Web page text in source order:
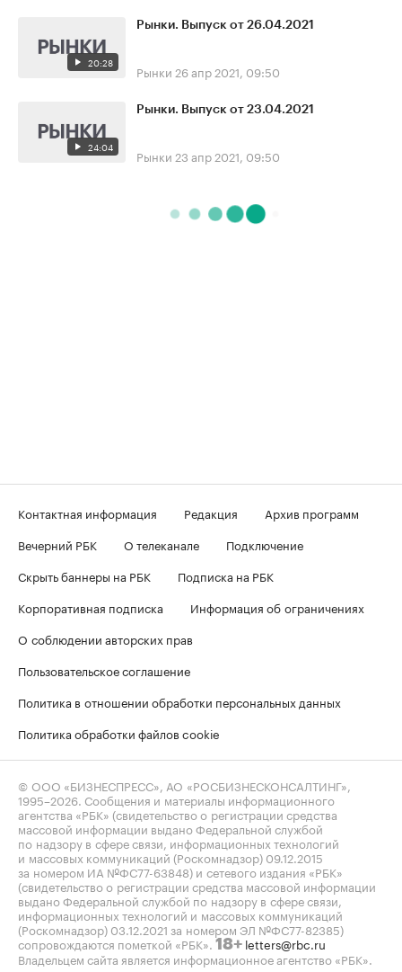
20:28
Рынки. Выпуск от 26.04.2021
Рынки 26 апр 2021, 09:50
24:04
Рынки. Выпуск от 23.04.2021
Рынки 23 апр 2021, 09:50
Контактная информация Редакция
Архив программ
Вечерний РБК
О телеканале
Подключение
Скрыть баннеры на РБК
Подписка на РБК
Корпоративная подписка
Информация об ограничениях
О соблюдении авторских прав
Пользовательское соглашение
Политика в отношении обработки персональных данных
Политика обработки файлов cookie
© ООО «БИЗНЕСПРЕСС», АО «РОСБИЗНЕСКОНСАЛТИНГ»,
1995–2026 . Сообщения и материалы информационного
агентства «РБК» (свидетельство о регистрации средства
массовой информации выдано Федеральной службой
по надзору в сфере связи, информационных технологий
и массовых коммуникаций (Роскомнадзор) 09.12.2015
за номером ИА №ФС77-63848) и сетевого издания «РБК»
(свидетельство о регистрации средства массовой информации
выдано Федеральной службой по надзору в сфере связи,
информационных технологий и массовых коммуникаций
(Роскомнадзор) 03.12.2021 за номером ЭЛ №ФС77-82385)
сопровождаются пометкой «РБК». 18+ letters@rbc.ru
Владельцем сайта является информационное агентство «РБК».